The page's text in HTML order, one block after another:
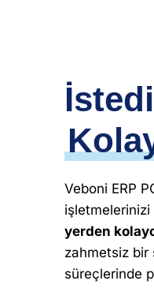
Veboni ERP
yerden
zahmetsiz bir
süreçlerinde